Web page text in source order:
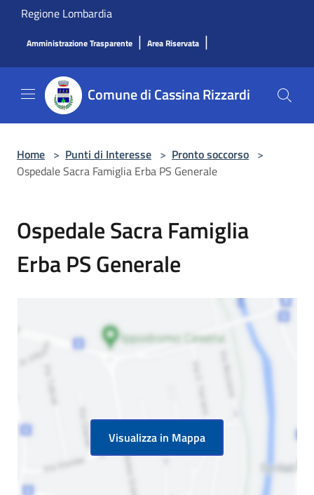
Salta al contenuto principale
Regione Lombardia
Amministrazione Trasparente | Area Riservata |
Comune di Cassina Rizzardi
Home > Punti di Interesse > Pronto soccorso >
Ospedale Sacra Famiglia Erba PS Generale
Ospedale Sacra Famiglia
Erba PS Generale
Visualizza in Mappa